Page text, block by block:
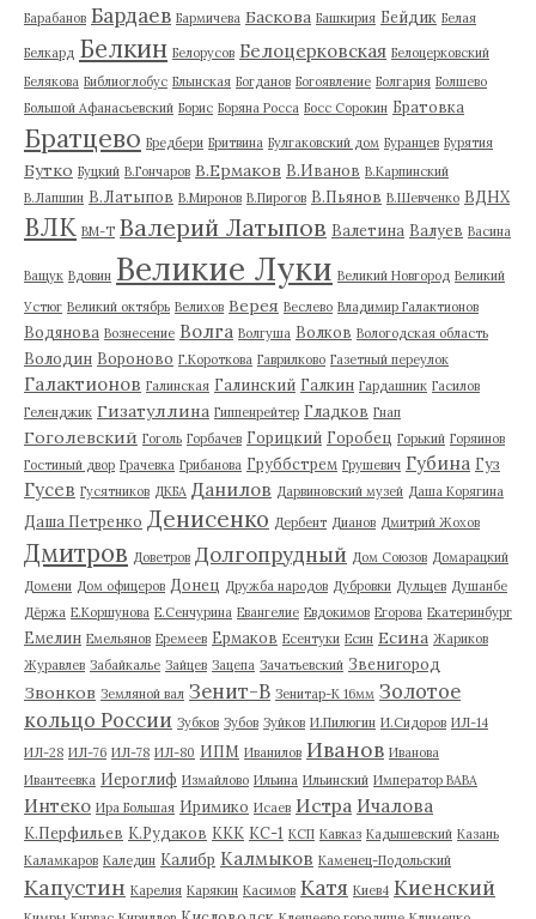
Барабанов Бардаев Бармичева Баскова Башкирия Бейдик Белая
Белкард Белкин Белорусов Белоцерковская Белоцерковский
Белякова Библиоглобус Блынская Богданов Богоявление Болгария Болшево
Большой Афанасьевский Борис Боряна Росса Босс Сорокин Братовка
Братцево Бредбери Бритвина Булгаковский дом Буранцев Бурятия
Бутко Буцкий В.Гончаров В.Ермаков В.Иванов В.Карпинский
В.Лапшин В.Латыпов В.Миронов В.Пирогов В.Пьянов В.Шевченко ВДНХ
ВЛК ВМ-Т Валерий Латыпов Валетина Валуев Васина
Ващук Вдовин Великие Луки Великий Новгород Великий
Устюг Великий октябрь Велихов Верея Веслево Владимир Галактионов
Водянова Вознесение Волга Волгуша Волков Вологодская область
Володин Вороново Г.Короткова Гаврилково Газетный переулок
Галактионов Галинская Галинский Галкин Гардашник Гасилов
Геленджик Гизатуллина Гиппенрейтер Гладков Гнап
Гоголевский Гоголь Горбачев Горицкий Горобец Горький Горяинов
Гостиный двор Грачевка Грибанова Груббстрем Грушевич Губина Гуз
Гусев Гусятников ДКБА Данилов Дарвиновский музей Даша Корягина
Даша Петренко Денисенко Дербент Дианов Дмитрий Жохов
Дмитров Доветров Долгопрудный Дом Союзов Домарацкий
Домени Дом офицеров Донец Дружба народов Дубровки Дульцев Душанбе
Дёржа Е.Коршунова Е.Сенчурина Евангелие Евдокимов Егорова Екатеринбург
Емелин Емельянов Еремеев Ермаков Есентуки Есин Есина Жариков
Журавлев Забайкалье Зайцев Зацепа Зачатьевский Звенигород
Звонков Земляной вал Зенит-В Зенитар-К 16мм Золотое
кольцо России Зубков Зубов Зуйков И.Пилюгин И.Сидоров ИЛ-14
ИЛ-28 ИЛ-76 ИЛ-78 ИЛ-80 ИПМ Иванилов Иванов Иванова
Ивантеевка Иероглиф Измайлово Ильина Ильинский Император ВАВА
Интеко Ира Большая Иримико Исаев Истра Ичалова
К.Перфильев К.Рудаков ККК КС-1 КСП Кавказ Кадышевский Казань
Каламкаров Каледин Калибр Калмыков Каменец-Подольский
Капустин Карелия Карякин Касимов Катя Киев4 Киенский